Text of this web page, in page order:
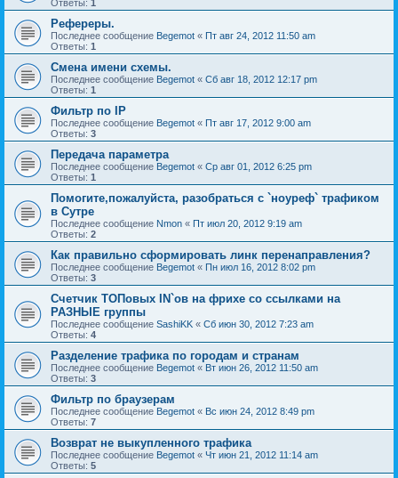
Ответы: 1
Рефереры.
Последнее сообщение Begemot « Пт авг 24, 2012 11:50 am
Ответы: 1
Смена имени схемы.
Последнее сообщение Begemot « Сб авг 18, 2012 12:17 pm
Ответы: 1
Фильтр по IP
Последнее сообщение Begemot « Пт авг 17, 2012 9:00 am
Ответы: 3
Передача параметра
Последнее сообщение Begemot « Ср авг 01, 2012 6:25 pm
Ответы: 1
Помогите,пожалуйста, разобраться с `ноуреф` трафиком
в Сутре
Последнее сообщение Nmon « Пт июл 20, 2012 9:19 am
Ответы: 2
Как правильно сформировать линк перенаправления?
Последнее сообщение Begemot « Пн июл 16, 2012 8:02 pm
Ответы: 3
Счетчик ТОПовых IN`ов на фрихе со ссылками на
РАЗНЫЕ группы
Последнее сообщение SashiKK « Сб июн 30, 2012 7:23 am
Ответы: 4
Разделение трафика по городам и странам
Последнее сообщение Begemot « Вт июн 26, 2012 11:50 am
Ответы: 3
Фильтр по браузерам
Последнее сообщение Begemot « Вс июн 24, 2012 8:49 pm
Ответы: 7
Возврат не выкупленного трафика
Последнее сообщение Begemot « Чт июн 21, 2012 11:14 am
Ответы: 5